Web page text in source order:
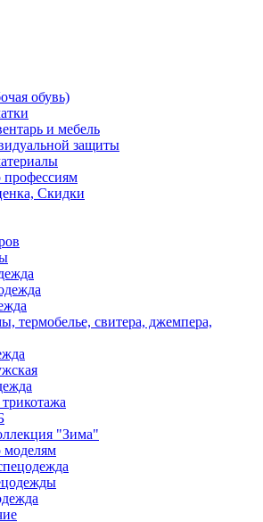
обувь)
и мебель
защиты
Скидки
термобелье, свитера, джемпера,
"Зима"
моделям